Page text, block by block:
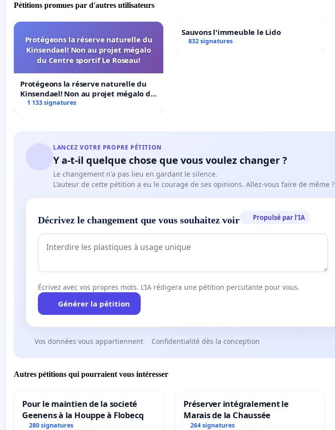
Pétitions promues par d'autres utilisateurs
Protégeons la réserve naturelle du
Kinsendael! Non au projet mégalo
du Centre sportif Le Roseau!
Protégeons la réserve naturelle du
Kinsendael! Non au projet mégalo du
Centre sportif Le Roseau!
1 133 signatures
Sauvons l'immeuble le Lido
832 signatures
LANCEZ VOTRE PROPRE PÉTITION
Y a-t-il quelque chose que vous voulez changer ?
Le changement n'a pas lieu en gardant le silence.
L'auteur de cette pétition a eu le courage de ses opinions. Allez-vous faire de même ?
Décrivez le changement que vous souhaitez voir Propulsé par l’IA
Écrivez avec vos propres mots. L’IA rédigera une pétition percutante pour vous.
Générer la pétition
Vos données vous appartiennent Confidentialité dès la conception
Autres pétitions qui pourraient vous intéresser
Pour le maintien de la societé
Geenens à la Houppe à Flobecq
280 signatures
Préserver intégralement le
Marais de la Chaussée
264 signatures